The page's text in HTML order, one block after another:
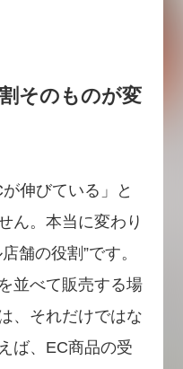
そのものが変
伸びている」と
ん。本当に変わり
舗の役割”です。
並べて販売する場
、それだけではな
ば、EC商品の受